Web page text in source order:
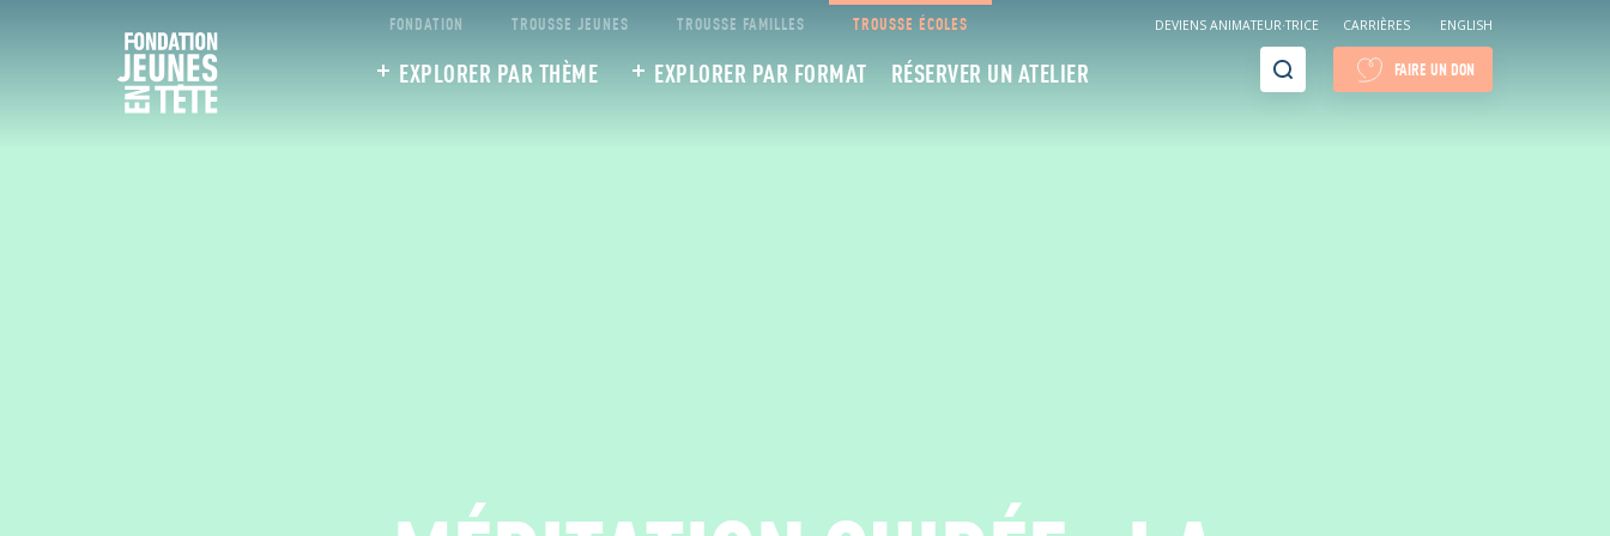
FONDATION TROUSSE JEUNES TROUSSE FAMILLES TROUSSE ÉCOLES
EXPLORER PAR THÈME EXPLORER PAR FORMAT RÉSERVER UN ATELIER
DEVIENS ANIMATEUR·TRICE CARRIÈRES ENGLISH
Recherche FAIRE UN DON